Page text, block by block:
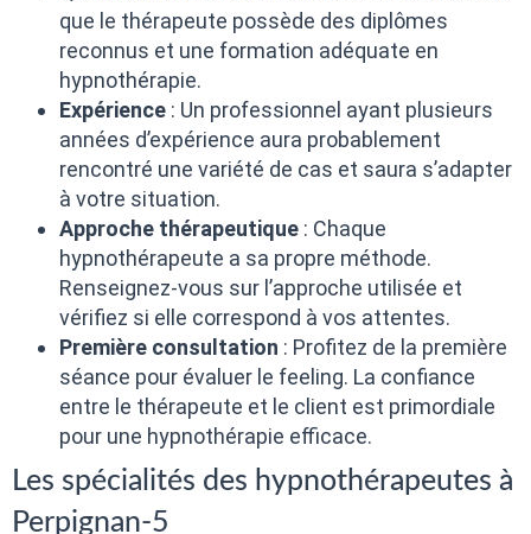
que le thérapeute possède des diplômes
reconnus et une formation adéquate en
hypnothérapie.
Expérience : Un professionnel ayant plusieurs
années d’expérience aura probablement
rencontré une variété de cas et saura s’adapter
à votre situation.
Approche thérapeutique : Chaque
hypnothérapeute a sa propre méthode.
Renseignez-vous sur l’approche utilisée et
vérifiez si elle correspond à vos attentes.
Première consultation : Profitez de la première
séance pour évaluer le feeling. La confiance
entre le thérapeute et le client est primordiale
pour une hypnothérapie efficace.
Les spécialités des hypnothérapeutes à
Perpignan-5